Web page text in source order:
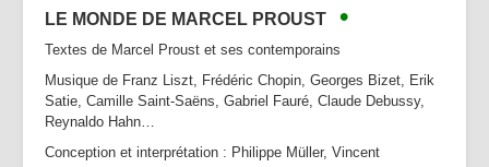
LE MONDE DE MARCEL PROUST •
Textes de Marcel Proust et ses contemporains
Musique de Franz Liszt, Frédéric Chopin, Georges Bizet, Erik
Satie, Camille Saint-Saëns, Gabriel Fauré, Claude Debussy,
Reynaldo Hahn…
Conception et interprétation : Philippe Müller, Vincent